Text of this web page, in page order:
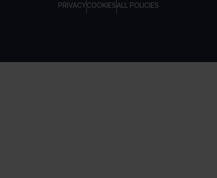
PRIVACYCOOKIESALL POLICIES